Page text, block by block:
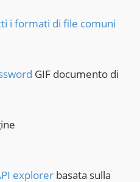
i formati di file comuni
GIF documento di
explorer basata sulla